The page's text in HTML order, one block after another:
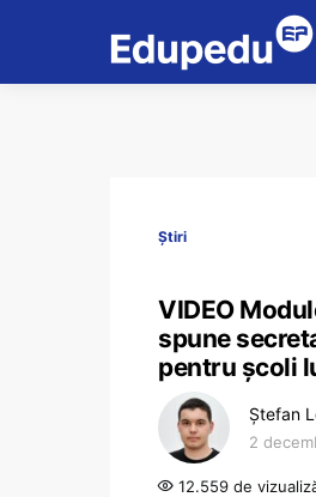
Știri
VIDEO
spune
pentru școli
Ștefan
2
12.559 de